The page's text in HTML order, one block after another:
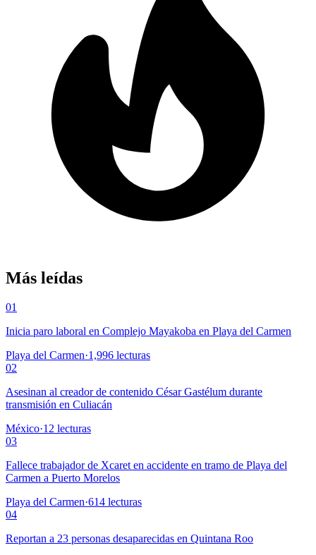
Más leídas
01
Inicia paro laboral en Complejo Mayakoba en Playa del Carmen
Playa del Carmen·1,996 lecturas
02
Asesinan al creador de contenido César Gastélum durante
transmisión en Culiacán
México·12 lecturas
03
Fallece trabajador de Xcaret en accidente en tramo de Playa del
Carmen a Puerto Morelos
Playa del Carmen·614 lecturas
04
Reportan a 23 personas desaparecidas en Quintana Roo